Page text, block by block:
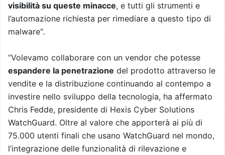
visibilità su queste minacce, e tutti gli strumenti e
l’automazione richiesta per rimediare a questo tipo di
malware".
“Volevamo collaborare con un vendor che potesse
espandere la penetrazione del prodotto attraverso le
vendite e la distribuzione continuando al contempo a
investire nello sviluppo della tecnologia, ha affermato
Chris Fedde, presidente di Hexis Cyber Solutions
WatchGuard. Oltre al valore che apporterà ai più di
75.000 utenti finali che usano WatchGuard nel mondo,
l’integrazione delle funzionalità di rilevazione e